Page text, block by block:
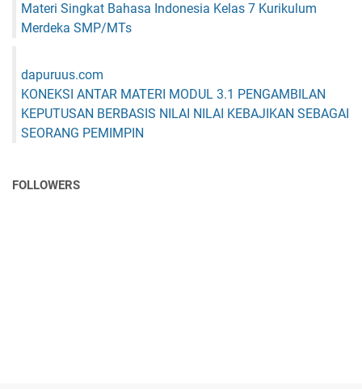
Materi Singkat Bahasa Indonesia Kelas 7 Kurikulum
Merdeka SMP/MTs
dapuruus.com
KONEKSI ANTAR MATERI MODUL 3.1 PENGAMBILAN
KEPUTUSAN BERBASIS NILAI NILAI KEBAJIKAN SEBAGAI
SEORANG PEMIMPIN
FOLLOWERS